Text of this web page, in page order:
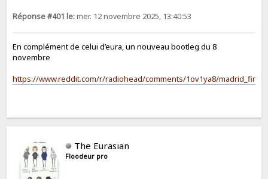
Réponse #401 le:mer. 12 novembre 2025, 13:40:53
En complément de celui d’eura, un nouveau bootleg du 8
novembre
https://www.reddit.com/r/radiohead/comments/1ov1ya8/
The Eurasian
Floodeur pro